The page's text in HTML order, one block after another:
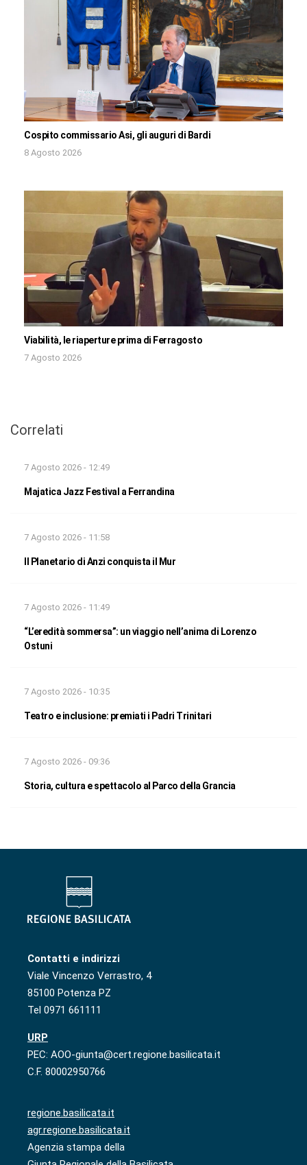
Cospito commissario Asi, gli auguri di Bardi
8 Agosto 2026
Viabilità, le riaperture prima di Ferragosto
7 Agosto 2026
Correlati
7 Agosto 2026 - 12:49
Majatica Jazz Festival a Ferrandina
7 Agosto 2026 - 11:58
Il Planetario di Anzi conquista il Mur
7 Agosto 2026 - 11:49
“L’eredità sommersa”: un viaggio nell’anima di Lorenzo
Ostuni
7 Agosto 2026 - 10:35
Teatro e inclusione: premiati i Padri Trinitari
7 Agosto 2026 - 09:36
Storia, cultura e spettacolo al Parco della Grancia
Contatti e indirizzi
Viale Vincenzo Verrastro, 4
85100 Potenza PZ
Tel 0971 661111
URP
PEC: AOO-giunta@cert.regione.basilicata.it
C.F. 80002950766
regione.basilicata.it
agr.regione.basilicata.it
Agenzia stampa della